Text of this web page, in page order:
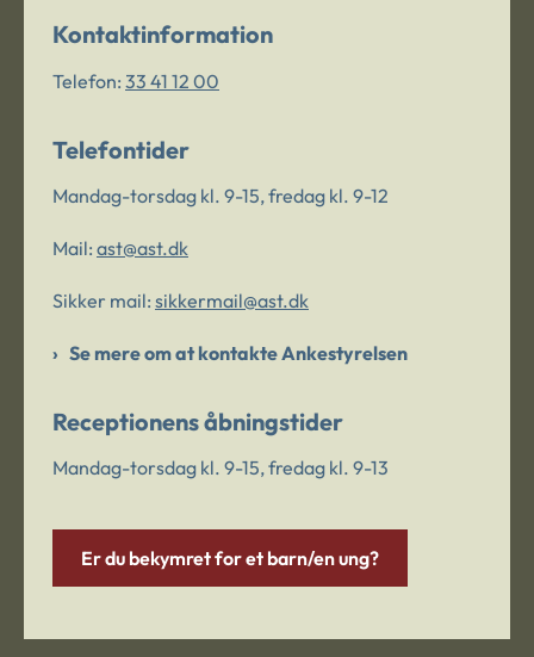
Kontaktinformation
Telefon: 33 41 12 00
Telefontider
Mandag-torsdag kl. 9-15, fredag kl. 9-12
Mail: ast@ast.dk
Sikker mail: sikkermail@ast.dk
Se mere om at kontakte Ankestyrelsen
Receptionens åbningstider
Mandag-torsdag kl. 9-15, fredag kl. 9-13
Er du bekymret for et barn/en ung?